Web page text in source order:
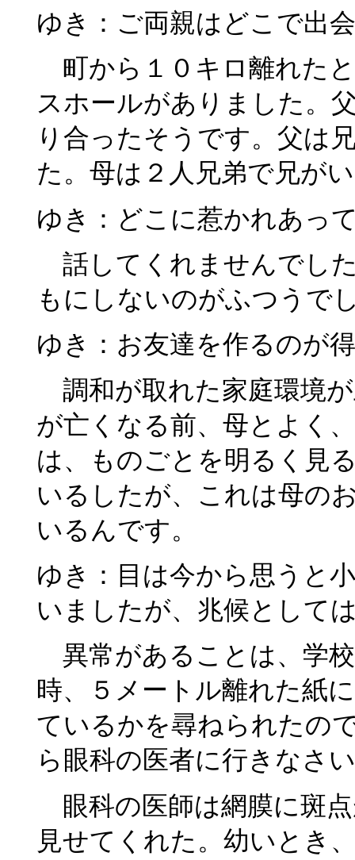
ゆき：ご両親はどこで出
町から１０キロ離れた
スホールがありました。
り合ったそうです。父は
た。母は２人兄弟で兄が
ゆき：どこに惹かれあっ
話してくれませんでし
もにしないのがふつうで
ゆき：お友達を作るのが
調和が取れた家庭環境
が亡くなる前、母とよく
は、ものごとを明るく見
いるしたが、これは母の
いるんです。
ゆき：目は今から思うと
いましたが、兆候として
異常があることは、学
時、５メートル離れた紙
ているかを尋ねられたの
ら眼科の医者に行きなさ
眼科の医師は網膜に斑
見せてくれた。幼いとき